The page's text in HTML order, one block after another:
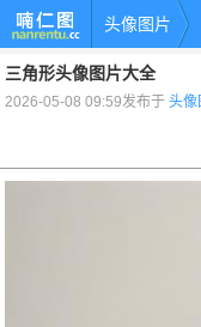
头像图片
三角形头像图片大全
2026-05-08 09:59发布于头像